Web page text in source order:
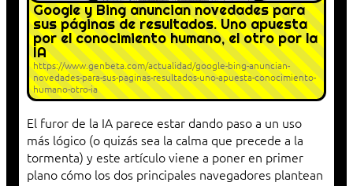
Google y Bing anuncian novedades para
sus páginas de resultados. Uno apuesta
por el conocimiento humano, el otro por la
IA
https://www.genbeta.com/actualidad/google-bing-anuncian-
novedades-para-sus-paginas-resultados-uno-apuesta-conocimiento-
humano-otro-ia
El furor de la IA parece estar dando paso a un uso
más lógico (o quizás sea la calma que precede a la
tormenta) y este artículo viene a poner en primer
plano cómo los dos principales navegadores plantean